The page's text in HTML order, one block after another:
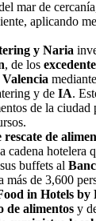
mar de
aplicando
y Naria
, de los
Valencia
y de IA.
de la ciudad
de
cadena hotelera
buffets al
más de 3,600
in Hotels by
de alimentos y